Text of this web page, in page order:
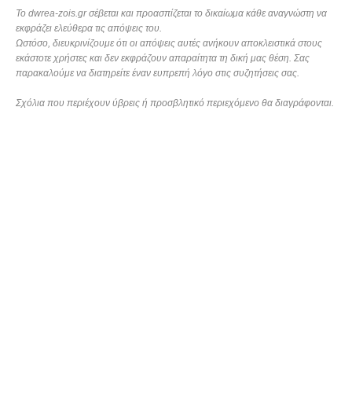
Το dwrea-zois.gr σέβεται και προασπίζεται το δικαίωμα κάθε αναγνώστη να
εκφράζει ελεύθερα τις απόψεις του.
Ωστόσο, διευκρινίζουμε ότι οι απόψεις αυτές ανήκουν αποκλειστικά στους
εκάστοτε χρήστες και δεν εκφράζουν απαραίτητα τη δική μας θέση. Σας
παρακαλούμε να διατηρείτε έναν ευπρεπή λόγο στις συζητήσεις σας.
Σχόλια που περιέχουν ύβρεις ή προσβλητικό περιεχόμενο θα διαγράφονται.